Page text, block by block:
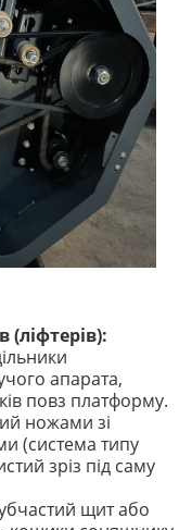
(ліфтерів):
апарата,
повз платформу.
ножами зі
(система типу
зріз під саму
щит або